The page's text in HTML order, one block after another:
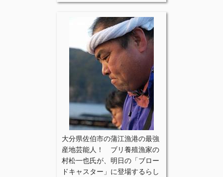
大分県佐伯市の蒲江漁港の最強
産地芸能人！ ブリ養殖漁家の
村松一也氏が、明日の「ブロー
ドキャスター」に登場するらし